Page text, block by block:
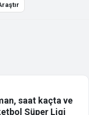
saat kaçta ve
Süper Ligi